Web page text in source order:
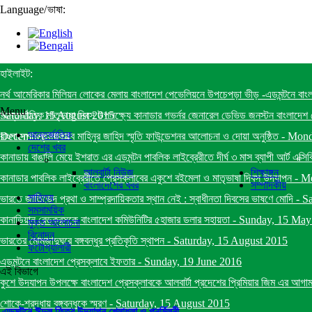
Language/ভাষা:
হাইলাইট:
নর্থ আমেরিকার মিলিয়ন লোকের মেলায় বাংলাদেশ পেভেলিয়নে উপচেপড়া ভীড় -এডমন্টনে
Saturday, 15 August 2015
আন্তর্জাতিক মাতৃভাষা দিবস উপলক্ষ্যে কানাডার গভর্নর জেনারেল ডেভিড জনস্টন বাংলাদেশ
December 2014
বাংলাদেশ প্রেসক্লাবে মাহিনুর জাহিদ স্মৃতি ফাউন্ডেশনর আলোচনা ও দোয়া অনুষ্ঠিত-
কানাডায় বাঙালি মেয়ে ইশরাত এর এডমন্টন পাবলিক লাইব্রেরীতে দীর্ঘ ৩ মাস ব্যাপী আর্ট
কানাডার পাবলিক লাইব্রেরীতে প্রেসক্লাবের একুশে বইমেলা ও মাতৃভাষা দিবস উদযাপন-
ভারতে জাতিভেদ প্রথা ও সাম্প্রদায়িকতার স্থান নেই : স্বাধীনতা দিবসের ভাষণে মোদি -
কানাডিয়ান রেডক্রসকে বাংলাদেশ কমিউনিটির ৫হাজার ডলার সহায়তা - Sunday, 15
ভারতের মোমজাদুঘরে বঙ্গবন্ধুর প্রতিকৃতি স্থাপন- Saturday, 15 August 2015
এডমন্টনে বাংলাদেশ প্রেসক্লাবে ইফতার- Sunday, 19 June 2016
কুশে উদযাপন উপলক্ষে বাংলাদেশ প্রেসক্লাবকে আলবার্টা প্রদেশের প্রিমিয়ার জিম এর আগাম
শোকে-শ্রদ্ধায় বঙ্গবন্ধুকে স্মরণ- Saturday, 15 August 2015
Menu
আন্তর্জাতিক
দেশের খবর
আলবার্টা নিউজ
বাংলাদেশের খবর
শিক্ষাঙ্গন
সম্পাদকীয়
সাহিত্য
সমসাময়িক
মুক্ত আলোচনা
বিনোদন
ফটোগ্যালারী
এই বিভাগে